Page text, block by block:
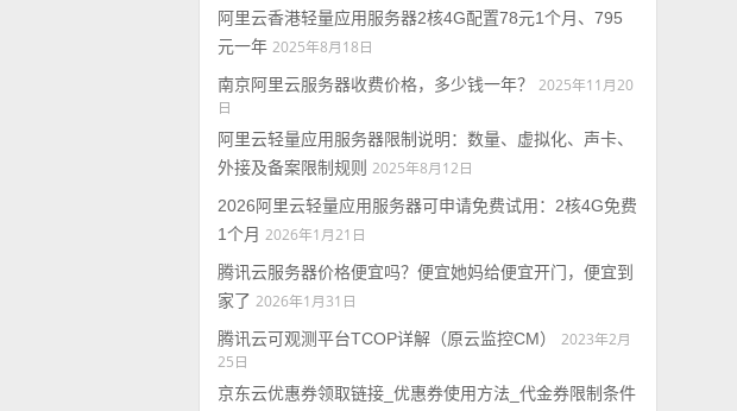
阿里云香港轻量应用服务器2核4G配置78元1个月、795
元一年 2025年8月18日
南京阿里云服务器收费价格，多少钱一年？
2025年11月20
日
阿里云轻量应用服务器限制说明：数量、虚拟化、声卡、
外接及备案限制规则 2025年8月12日
2026阿里云轻量应用服务器可申请免费试用：2核4G免费
1个月 2026年1月21日
腾讯云服务器价格便宜吗？便宜她妈给便宜开门，便宜到
家了 2026年1月31日
腾讯云可观测平台TCOP详解（原云监控CM）
2023年2月
25日
京东云优惠券领取链接_优惠券使用方法_代金券限制条件